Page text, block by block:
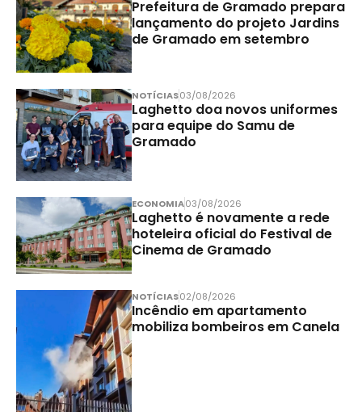
Prefeitura de Gramado prepara
lançamento do projeto Jardins
de Gramado em setembro
NOTÍCIAS03/08/2026
Laghetto doa novos uniformes
para equipe do Samu de
Gramado
ECONOMIA03/08/2026
Laghetto é novamente a rede
hoteleira oficial do Festival de
Cinema de Gramado
NOTÍCIAS02/08/2026
Incêndio em apartamento
mobiliza bombeiros em Canela